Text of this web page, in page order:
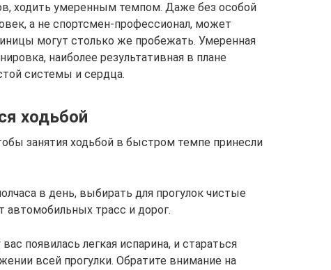
ходить умеренным темпом. Даже без особой
а не спортсмен-профессионал, может
могут столько же пробежать. Умеренная
наиболее результативная в плане
системы и сердца.
ходьбой
занятия ходьбой в быстром темпе принесли
в день, выбирать для прогулок чистые
трасс и дорог.
появилась легкая испарина, и стараться
всей прогулки. Обратите внимание на